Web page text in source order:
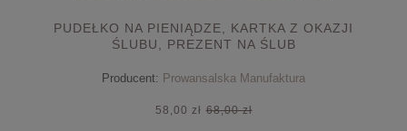
PUDEŁKO NA PIENIĄDZE, KARTKA Z OKAZJI
ŚLUBU, PREZENT NA ŚLUB
Producent: Prowansalska Manufaktura
58,00 zł 68,00 zł